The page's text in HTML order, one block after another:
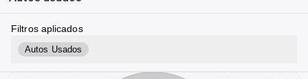
Filtros aplicados
Autos Usados